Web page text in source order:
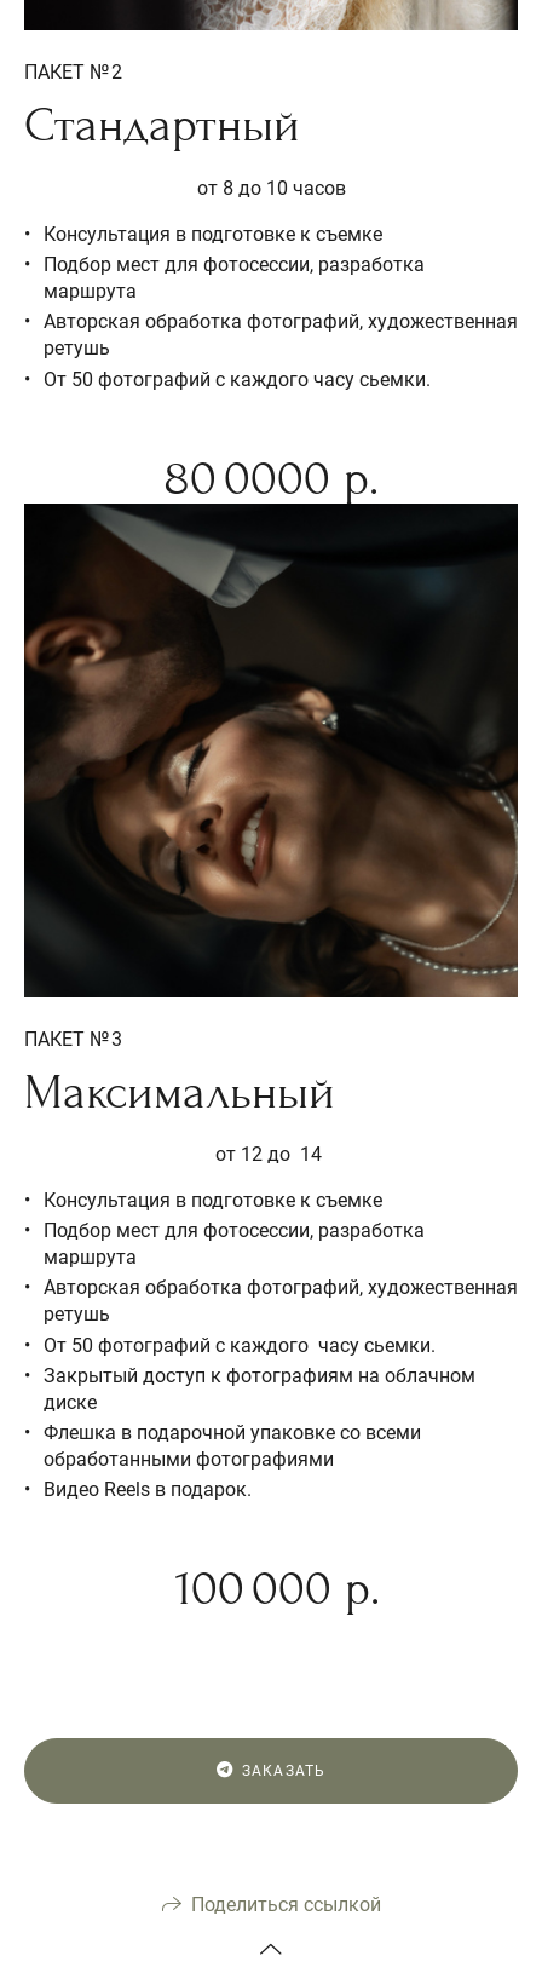
ПАКЕТ № 2
Стандартный
от 8 до 10 часов
Консультация в подготовке к съемке
Подбор мест для фотосессии, разработка
маршрута
Авторская обработка фотографий, художественная
ретушь
От 50 фотографий с каждого часу сьемки.
80 0000 р.
ПАКЕТ № 3
Максимальный
от 12 до 14
Консультация в подготовке к съемке
Подбор мест для фотосессии, разработка
маршрута
Авторская обработка фотографий, художественная
ретушь
От 50 фотографий с каждого часу сьемки.
Закрытый доступ к фотографиям на облачном
диске
Флешка в подарочной упаковке со всеми
обработанными фотографиями
Видео Reels в подарок.
100 000 р.
ЗАКАЗАТЬ
Поделиться ссылкой